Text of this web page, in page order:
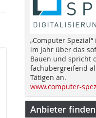
„Computer
im Jahr über das
Bauen und spricht
fachübergreifend
Tätigen an.
www.computer-
Anbieter finden